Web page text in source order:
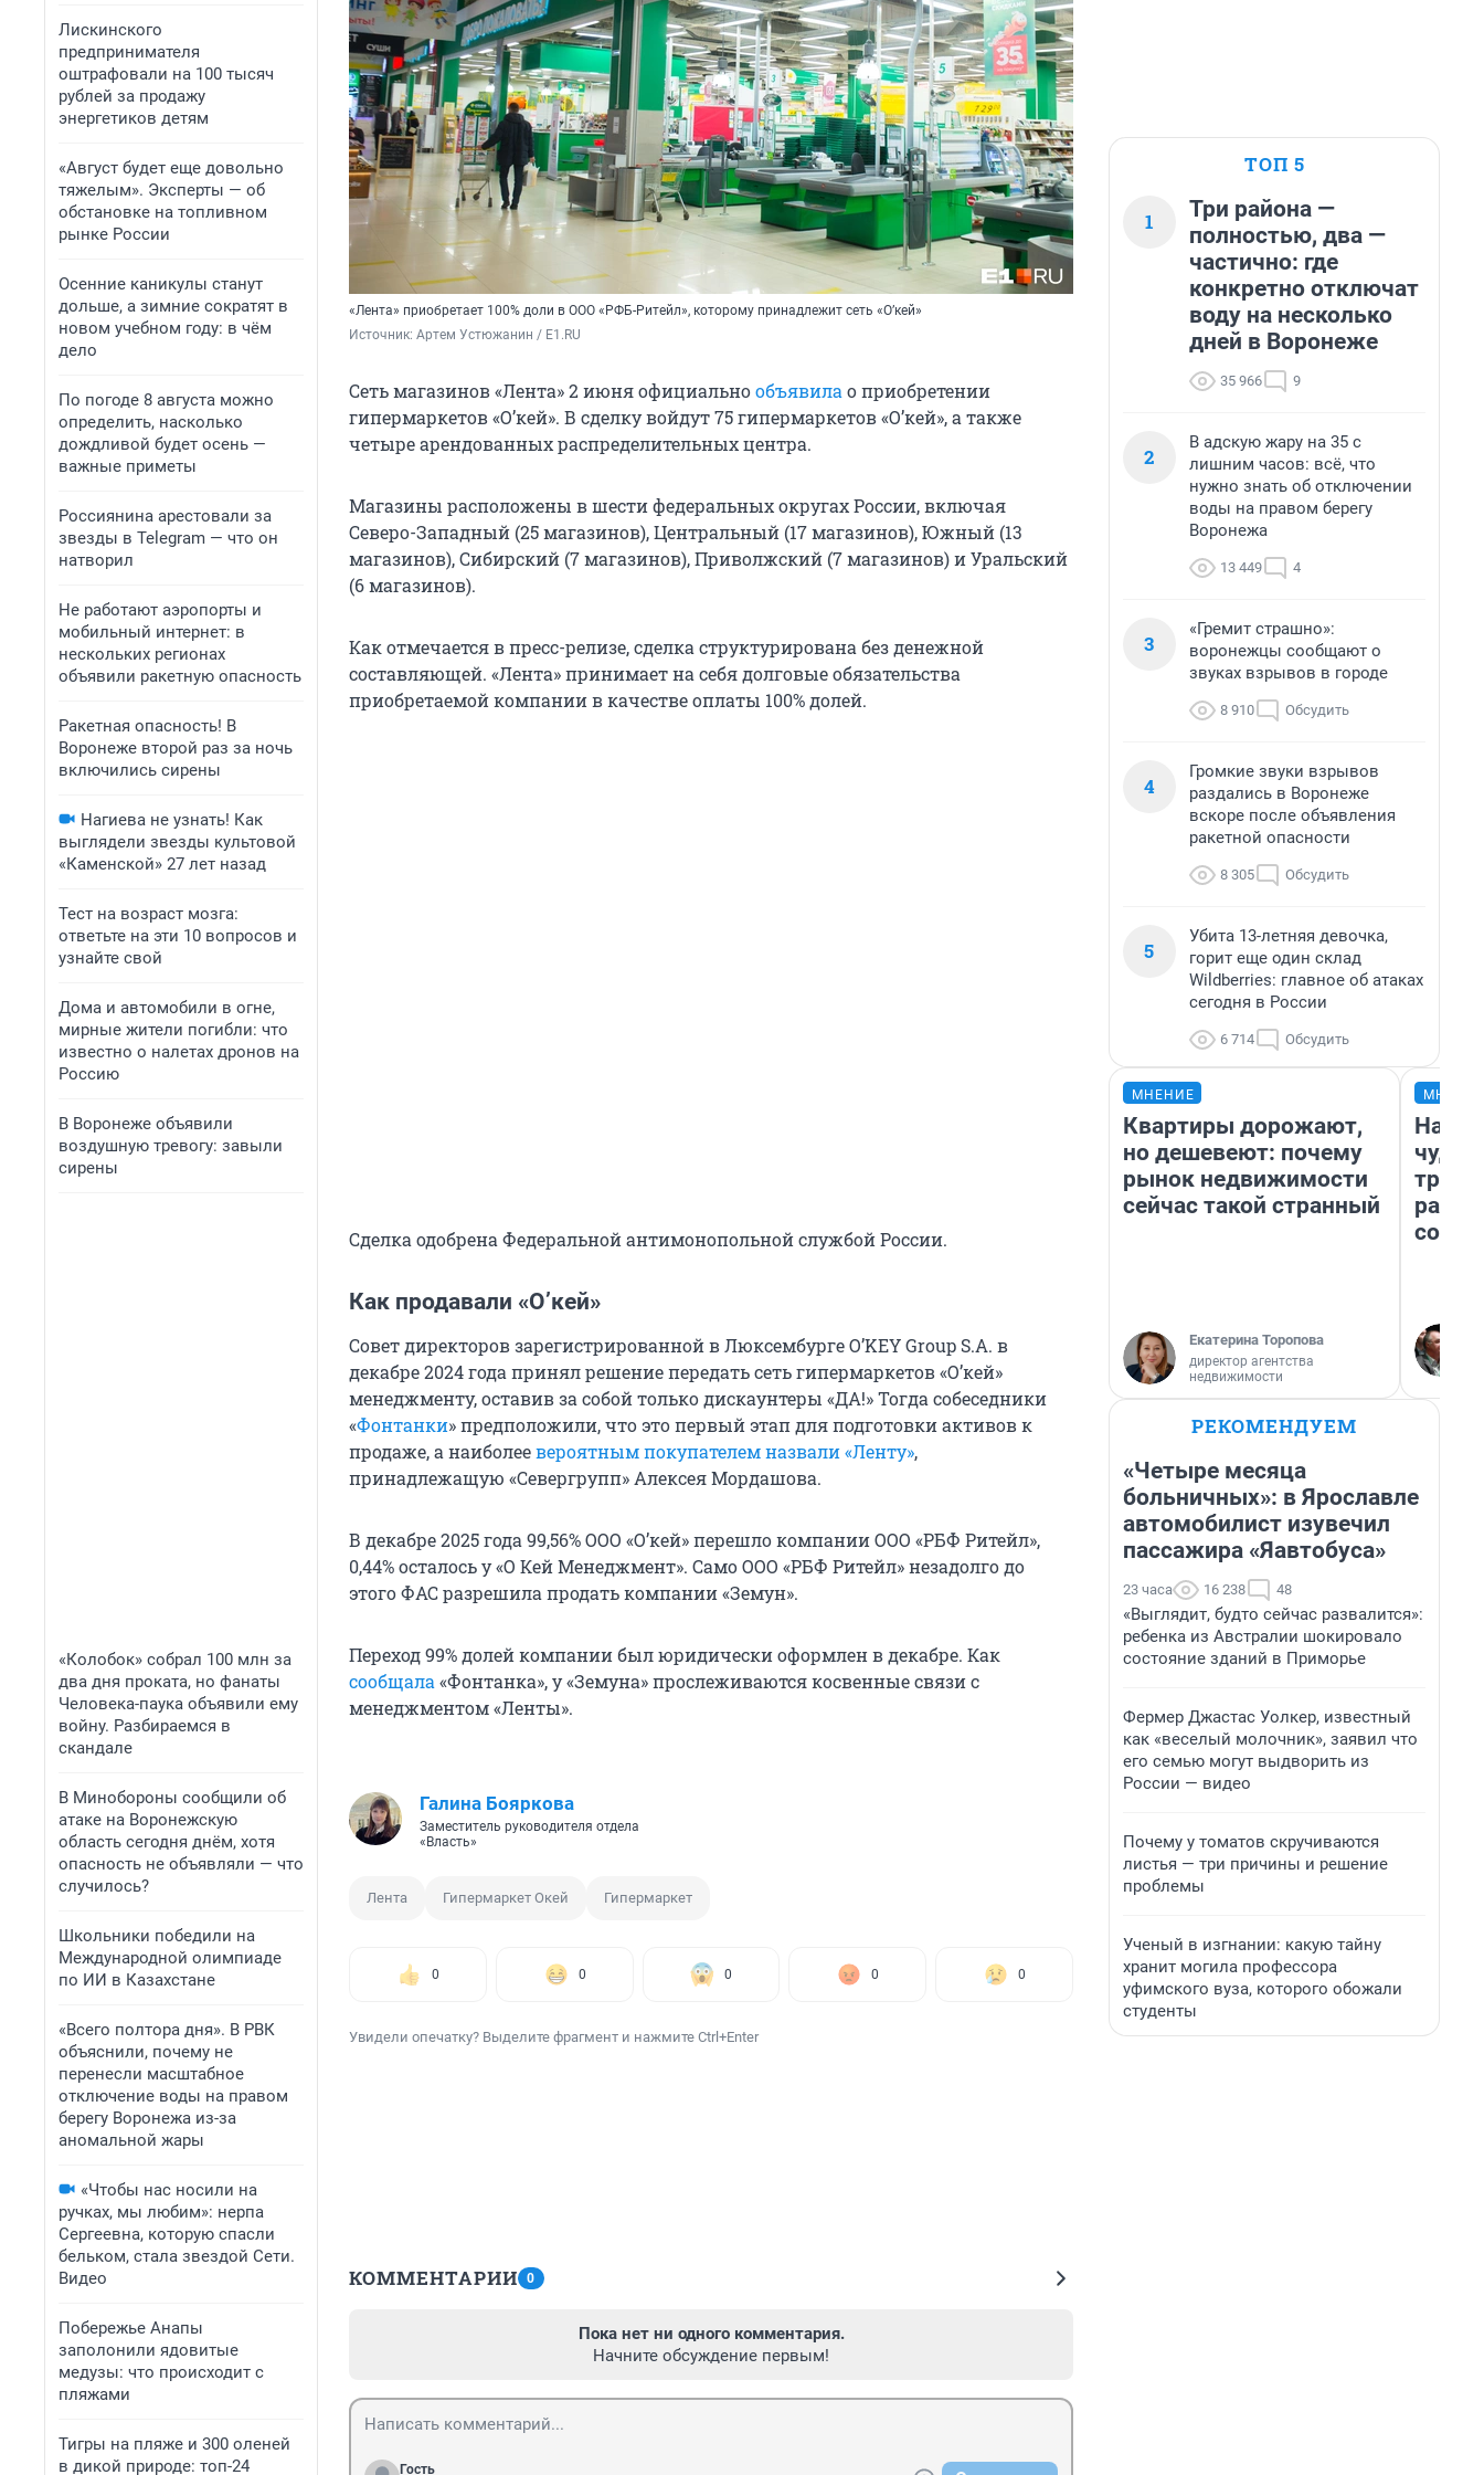
Лискинского
предпринимателя
оштрафовали на 100 тысяч
рублей за продажу
энергетиков детям
«Август будет еще довольно
тяжелым». Эксперты — об
обстановке на топливном
рынке России
Осенние каникулы станут
дольше, а зимние сократят в
новом учебном году: в чём
дело
По погоде 8 августа можно
определить, насколько
дождливой будет осень —
важные приметы
Россиянина арестовали за
звезды в Telegram — что он
натворил
Не работают аэропорты и
мобильный интернет: в
нескольких регионах
объявили ракетную опасность
Ракетная опасность! В
Воронеже второй раз за ночь
включились сирены
Нагиева не узнать! Как
выглядели звезды культовой
«Каменской» 27 лет назад
Тест на возраст мозга:
ответьте на эти 10 вопросов и
узнайте свой
Дома и автомобили в огне,
мирные жители погибли: что
известно о налетах дронов на
Россию
В Воронеже объявили
воздушную тревогу: завыли
сирены
«Колобок» собрал 100 млн за
два дня проката, но фанаты
Человека-паука объявили ему
войну. Разбираемся в
скандале
В Минобороны сообщили об
атаке на Воронежскую
область сегодня днём, хотя
опасность не объявляли — что
случилось?
Школьники победили на
Международной олимпиаде
по ИИ в Казахстане
«Всего полтора дня». В РВК
объяснили, почему не
перенесли масштабное
отключение воды на правом
берегу Воронежа из-за
аномальной жары
«Чтобы нас носили на
ручках, мы любим»: нерпа
Сергеевна, которую спасли
бельком, стала звездой Сети.
Видео
Побережье Анапы
заполонили ядовитые
медузы: что происходит с
пляжами
Тигры на пляже и 300 оленей
в дикой природе: топ-24
«Лента» приобретает 100% доли в ООО «РФБ-Ритейл», которому принадлежит сеть «О’кей»
Источник: Артем Устюжанин / E1.RU
Сеть магазинов «Лента» 2 июня официальнообъявила о приобретении
гипермаркетов «О’кей». В сделку войдут 75 гипермаркетов «О’кей», а также
четыре арендованных распределительных центра.
Магазины расположены в шести федеральных округах России, включая
Северо-Западный (25 магазинов), Центральный (17 магазинов), Южный (13
магазинов), Сибирский (7 магазинов), Приволжский (7 магазинов) и Уральский
(6 магазинов).
Как отмечается в пресс-релизе, сделка структурирована без денежной
составляющей. «Лента» принимает на себя долговые обязательства
приобретаемой компании в качестве оплаты 100% долей.
Сделка одобрена Федеральной антимонопольной службой России.
Как продавали «О’кей»
Совет директоров зарегистрированной в Люксембурге O’KEY Group S.A. в
декабре 2024 года принял решение передать сеть гипермаркетов «О’кей»
менеджменту, оставив за собой только дискаунтеры «ДА!» Тогда собеседники
«Фонтанки» предположили, что это первый этап для подготовки активов к
продаже, а наиболеевероятным покупателем назвали «Ленту»,
принадлежащую «Севергрупп» Алексея Мордашова.
В декабре 2025 года 99,56% ООО «О’кей» перешло компании ООО «РБФ Ритейл»,
0,44% осталось у «О Кей Менеджмент». Само ООО «РБФ Ритейл» незадолго до
этого ФАС разрешила продать компании «Земун».
Переход 99% долей компании был юридически оформлен в декабре. Как
сообщала «Фонтанка», у «Земуна» прослеживаются косвенные связи с
менеджментом «Ленты».
Галина Бояркова
Заместитель руководителя отдела
«Власть»
Лента Гипермаркет Окей Гипермаркет
0 0 0 0 0
Увидели опечатку? Выделите фрагмент и нажмите Ctrl+Enter
КОММЕНТАРИИ 0
Пока нет ни одного комментария.
Начните обсуждение первым!
Гость
ТОП 5
1
Три района —
полностью, два —
частично: где
конкретно отключат
воду на несколько
дней в Воронеже
35 966 9
2
В адскую жару на 35 с
лишним часов: всё, что
нужно знать об отключении
воды на правом берегу
Воронежа
13 449 4
3
«Гремит страшно»:
воронежцы сообщают о
звуках взрывов в городе
8 910 Обсудить
4
Громкие звуки взрывов
раздались в Воронеже
вскоре после объявления
ракетной опасности
8 305 Обсудить
5
Убита 13-летняя девочка,
горит еще один склад
Wildberries: главное об атаках
сегодня в России
6 714 Обсудить
МНЕНИЕ
Квартиры дорожают,
но дешевеют: почему
рынок недвижимости
сейчас такой странный
Екатерина Торопова
директор агентства
недвижимости
РЕКОМЕНДУЕМ
«Четыре месяца
больничных»: в Ярославле
автомобилист изувечил
пассажира «Яавтобуса»
23 часа 16 238 48
«Выглядит, будто сейчас развалится»:
ребенка из Австралии шокировало
состояние зданий в Приморье
Фермер Джастас Уолкер, известный
как «веселый молочник», заявил что
его семью могут выдворить из
России — видео
Почему у томатов скручиваются
листья — три причины и решение
проблемы
Ученый в изгнании: какую тайну
хранит могила профессора
уфимского вуза, которого обожали
студенты